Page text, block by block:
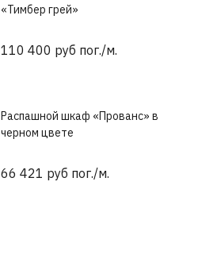
«Тимбер грей»
110 400 руб пог./м.
Распашной шкаф «Прованс» в
черном цвете
66 421 руб пог./м.